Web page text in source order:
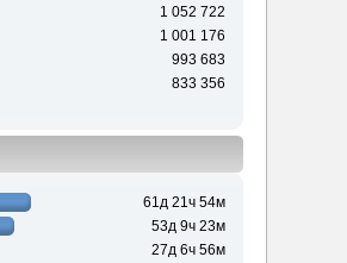
1 052 722
1 001 176
993 683
833 356
61д 21ч 54м
53д 9ч 23м
27д 6ч 56м